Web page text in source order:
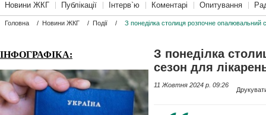
Новини ЖКГ Публікації Інтерв`ю Коментарі Опитування
Головна / Новини ЖКГ / Події / З понеділка столиця розпочне опалювальний
ІНФОГРАФІКА:
З понеділка
сезон для
11 Жовтня 2024 p. 09:26